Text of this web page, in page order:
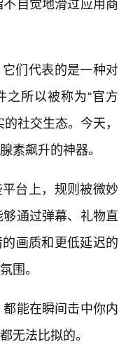
们代表的是一种对
所以被称为“官方
社交生态。今天，
素飙升的神器。
台上，规则被微妙
通过弹幕、礼物直
画质和更低延迟的
围。
能在瞬间击中你内
无法比拟的。